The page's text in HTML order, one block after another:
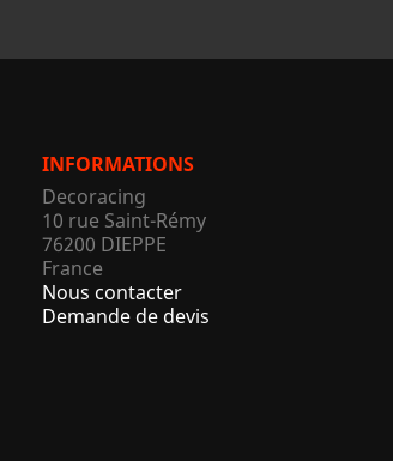
INFORMATIONS
Decoracing
10 rue Saint-Rémy
76200 DIEPPE
France
Nous contacter
Demande de devis